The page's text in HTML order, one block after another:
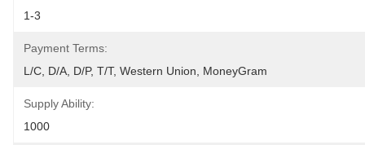
1-3
Payment Terms:
L/C, D/A, D/P, T/T, Western Union, MoneyGram
Supply Ability:
1000